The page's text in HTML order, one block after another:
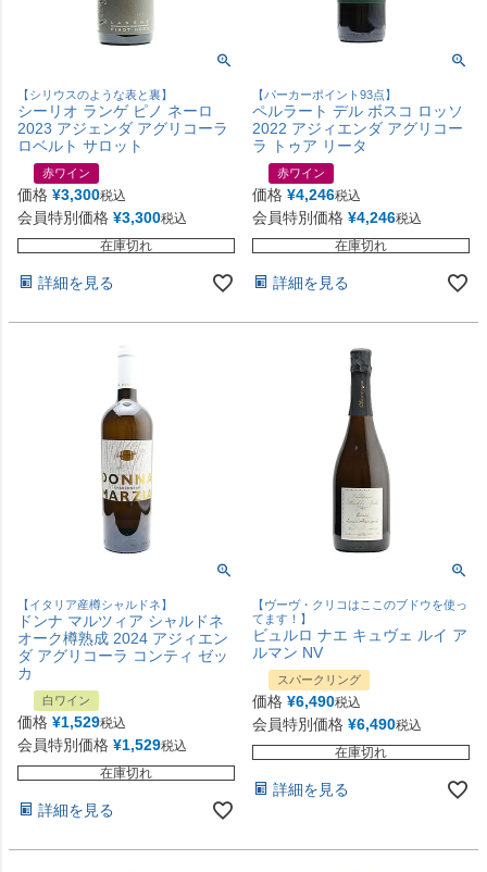
【シリウスのような表と裏】
シーリオ ランゲ ピノ ネーロ
2023 アジェンダ アグリコーラ
ロベルト サロット
赤ワイン
価格 ¥3,300税込
会員特別価格 ¥3,300税込
在庫切れ
詳細を見る
【パーカーポイント93点】
ペルラート デル ボスコ ロッソ
2022 アジィエンダ アグリコー
ラ トゥア リータ
赤ワイン
価格 ¥4,246税込
会員特別価格 ¥4,246税込
在庫切れ
詳細を見る
【イタリア産樽シャルドネ】
ドンナ マルツィア シャルドネ
オーク樽熟成 2024 アジィエン
ダ アグリコーラ コンティ ゼッ
カ
白ワイン
価格 ¥1,529税込
会員特別価格 ¥1,529税込
在庫切れ
詳細を見る
【ヴーヴ・クリコはここのブドウを使っ
てます！】
ビュルロ ナエ キュヴェ ルイ ア
ルマン NV
スパークリング
価格 ¥6,490税込
会員特別価格 ¥6,490税込
在庫切れ
詳細を見る